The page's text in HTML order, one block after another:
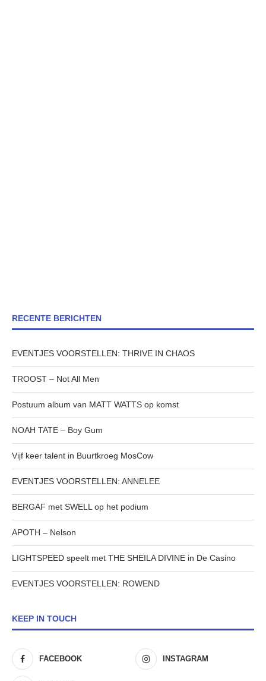
RECENTE BERICHTEN
EVENTJES VOORSTELLEN: THRIVE IN CHAOS
TROOST – Not All Men
Postuum album van MATT WATTS op komst
NOAH TATE – Boy Gum
Vijf keer talent in Buurtkroeg MosCow
EVENTJES VOORSTELLEN: ANNELEE
BERGAF met SWELL op het podium
APOTH – Nelson
LIGHTSPEED speelt met THE SHEILA DIVINE in De Casino
EVENTJES VOORSTELLEN: ROWEND
KEEP IN TOUCH
FACEBOOK INSTAGRAM